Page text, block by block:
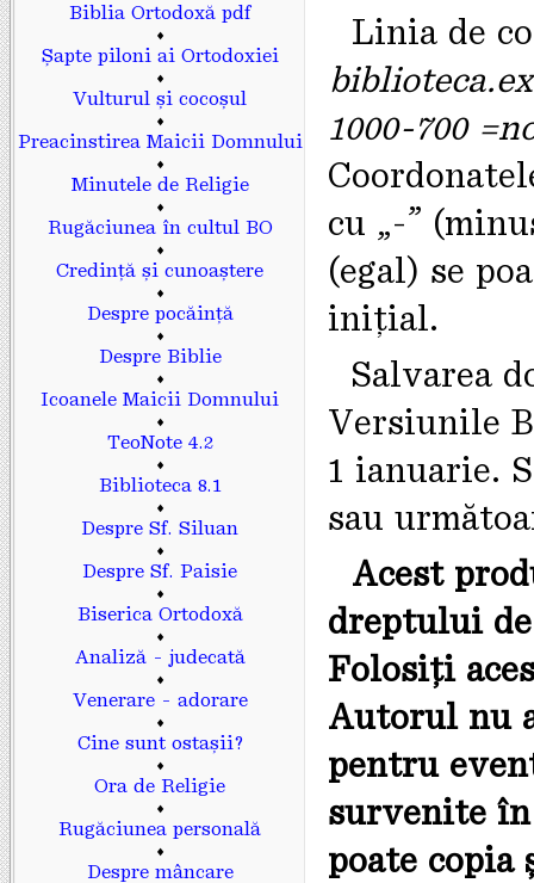
Biblia Ortodoxă pdf
♦
Șapte piloni ai Ortodoxiei
♦
Vulturul și cocoșul
♦
Preacinstirea Maicii Domnului
♦
Minutele de Religie
♦
Rugăciunea în cultul BO
♦
Credință și cunoaștere
♦
Despre pocăință
♦
Despre Biblie
♦
Icoanele Maicii Domnului
♦
TeoNote 4.2
♦
Biblioteca 8.1
♦
Despre Sf. Siluan
♦
Despre Sf. Paisie
♦
Biserica Ortodoxă
♦
Analiză - judecată
♦
Venerare - adorare
♦
Cine sunt ostașii?
♦
Ora de Religie
♦
Rugăciunea personală
♦
Despre mâncare
Linia de
1000-700
cu „-”
(egal) se
inițial.
Salvarea
Versiunile
1 ianuarie.
sau
Acest
dreptului
Folosiți
Autorul nu
pentru
survenite
poate